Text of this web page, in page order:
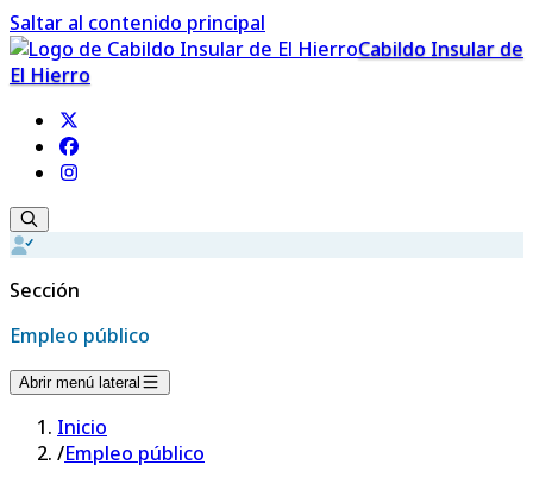
Saltar al contenido principal
Cabildo Insular de
El Hierro
Sección
Empleo público
Abrir menú lateral
Inicio
/Empleo público